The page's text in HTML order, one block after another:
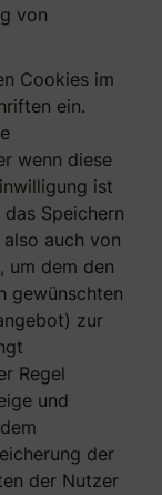
von
Cookies im
ein.
wenn diese
ist
Speichern
auch von
um dem den
gewünschten
zur
Regel
und
der
der Nutzer